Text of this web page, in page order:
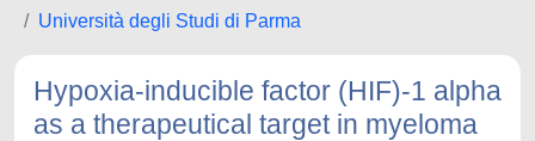
Università degli Studi di Parma
Hypoxia-inducible factor (HIF)-1 alpha
as a therapeutical target in myeloma